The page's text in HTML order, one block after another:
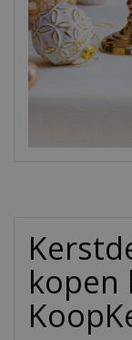
kopen